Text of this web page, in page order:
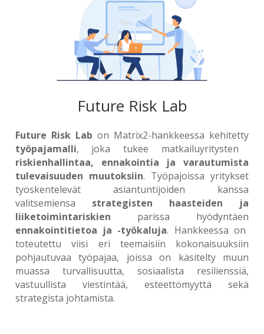
Future Risk Lab
Future Risk Lab on Matrix2-hankkeessa kehitetty
työpajamalli, joka tukee matkailuyritysten
riskienhallintaa, ennakointia ja varautumista
tulevaisuuden muutoksiin. Työpajoissa yritykset
työskentelevät asiantuntijoiden kanssa
valitsemiensa strategisten haasteiden ja
liiketoimintariskien parissa hyödyntäen
ennakointitietoa ja -työkaluja. Hankkeessa on
toteutettu viisi eri teemaisiin kokonaisuuksiin
pohjautuvaa työpajaa, joissa on käsitelty muun
muassa turvallisuutta, sosiaalista resilienssiä,
vastuullista viestintää, esteettömyyttä sekä
strategista johtamista.